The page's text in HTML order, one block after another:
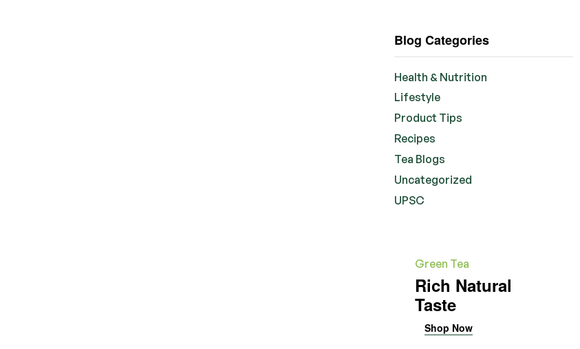
Blog Categories
Health & Nutrition
Lifestyle
Product Tips
Recipes
Tea Blogs
Uncategorized
UPSC
Green Tea
Rich Natural
Taste
Shop Now